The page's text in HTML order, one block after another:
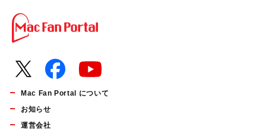
Mac Fan Portal について
お知らせ
運営会社